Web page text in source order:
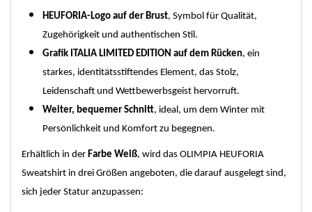
HEUFORIA-Logo auf der Brust, Symbol für Qualität,
Zugehörigkeit und authentischen Stil.
Grafik ITALIA LIMITED EDITION auf dem Rücken, ein
starkes, identitätsstiftendes Element, das Stolz,
Leidenschaft und Wettbewerbsgeist hervorruft.
Weiter, bequemer Schnitt, ideal, um dem Winter mit
Persönlichkeit und Komfort zu begegnen.
Erhältlich in der Farbe Weiß, wird das OLIMPIA HEUFORIA
Sweatshirt in drei Größen angeboten, die darauf ausgelegt sind,
sich jeder Statur anzupassen: